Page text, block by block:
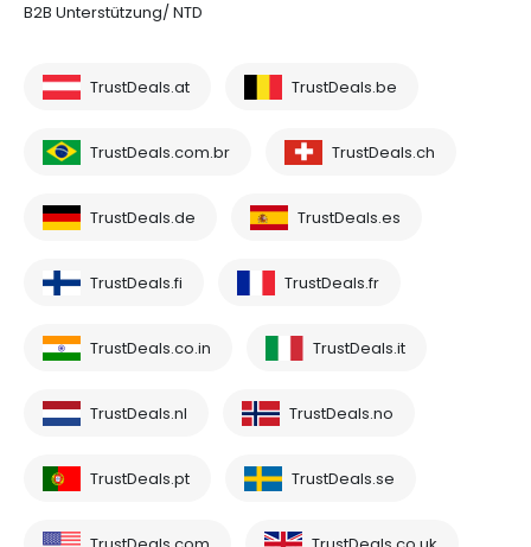
B2B Unterstützung/ NTD
TrustDeals.at TrustDeals.be
TrustDeals.com.br TrustDeals.ch
TrustDeals.de TrustDeals.es
TrustDeals.fi TrustDeals.fr
TrustDeals.co.in TrustDeals.it
TrustDeals.nl TrustDeals.no
TrustDeals.pt TrustDeals.se